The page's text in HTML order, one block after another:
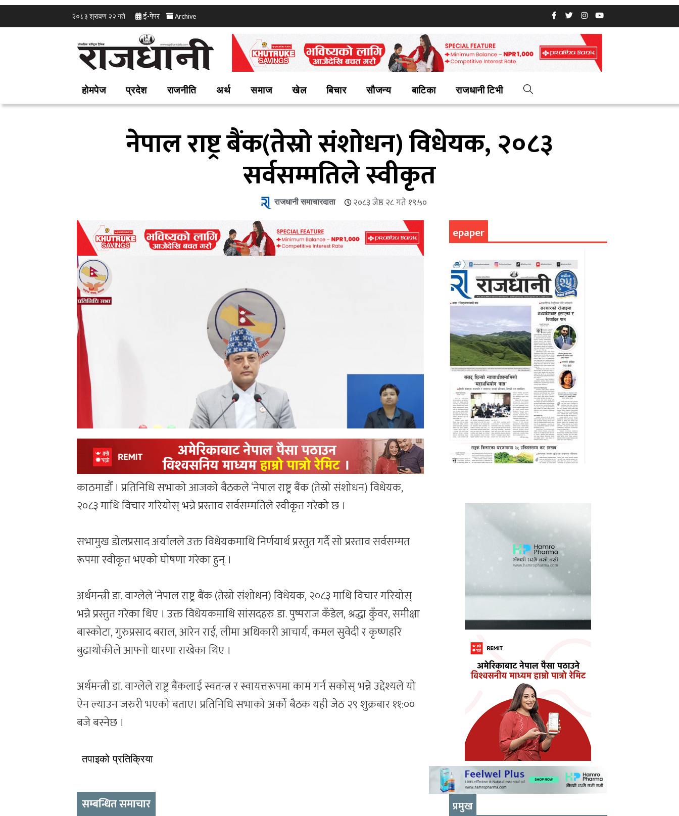
२०८३ श्रावण २२ गते ई-पेपर Archive
होमपेज प्रदेश राजनीति अर्थ समाज खेल बिचार सौजन्य बाटिका राजधानी टिभी
नेपाल राष्ट्र बैंक(तेस्रो संशोधन) विधेयक, २०८३
सर्वसम्मतिले स्वीकृत
राजधानी समाचारदाता २०८३ जेष्ठ २८ गते १९:५०
काठमाडौँ । प्रतिनिधि सभाको आजको बैठकले ‘नेपाल राष्ट्र बैंक (तेस्रो संशोधन) विधेयक,
२०८३ माथि विचार गरियोस् भन्ने प्रस्ताव सर्वसम्मतिले स्वीकृत गरेको छ ।
सभामुख डोलप्रसाद अर्यालले उक्त विधेयकमाथि निर्णयार्थ प्रस्तुत गर्दै सो प्रस्ताव सर्वसम्मत
रूपमा स्वीकृत भएको घोषणा गरेका हुन् ।
अर्थमन्त्री डा. वाग्लेले ‘नेपाल राष्ट्र बैंक (तेस्रो संशोधन) विधेयक, २०८३ माथि विचार गरियोस्
भन्ने प्रस्तुत गरेका थिए । उक्त विधेयकमाथि सांसदहरु डा. पुष्पराज कँडेल, श्रद्धा कुँवर, समीक्षा
बास्कोटा, गुरुप्रसाद बराल, आरेन राई, लीमा अधिकारी आचार्य, कमल सुवेदी र कृष्णहरि
बुढाथोकीले आफ्नो धारणा राखेका थिए ।
अर्थमन्त्री डा. वाग्लेले राष्ट्र बैंकलाई स्वतन्त्र र स्वायत्तरूपमा काम गर्न सकोस् भन्ने उद्देश्यले यो
ऐन ल्याउन जरुरी भएको बताए। प्रतिनिधि सभाको अर्को बैठक यही जेठ २९ शुक्रबार ११:००
बजे बस्नेछ ।
तपाइको प्रतिक्रिया
सम्बन्धित समाचार
epaper
प्रमुख